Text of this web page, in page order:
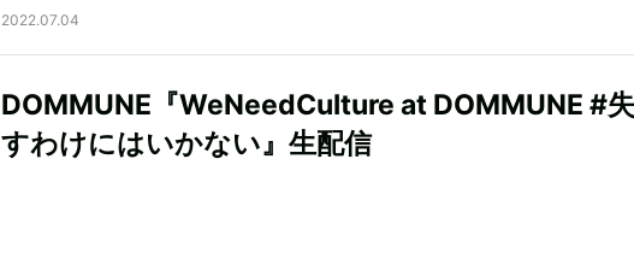
2022.07.04
DOMMUNE『WeNeedCulture at DOMMUNE #
すわけにはいかない』生配信